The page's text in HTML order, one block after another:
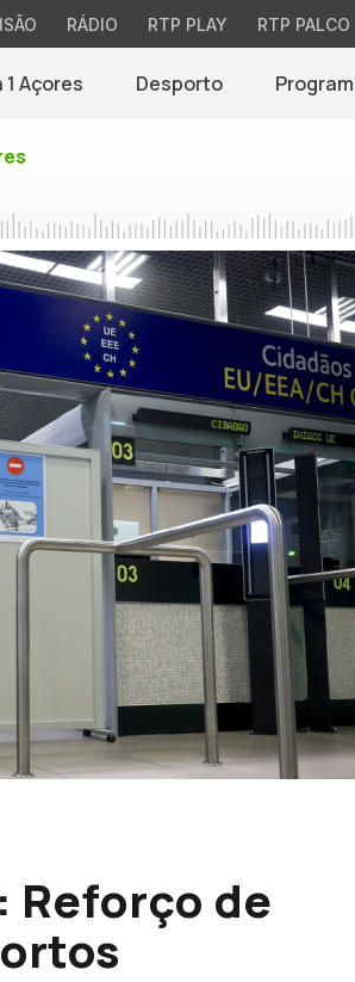
RÁDIO RTP PLAY RTP PALCO
Açores Desporto
Reforço de